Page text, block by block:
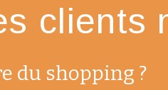
clients
du shopping ?